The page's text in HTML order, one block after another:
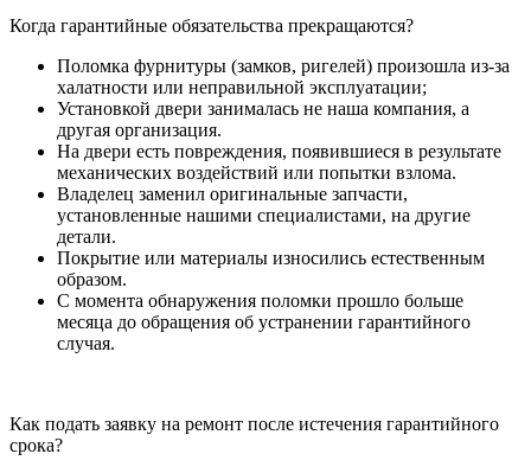
Когда гарантийные обязательства прекращаются?
Поломка фурнитуры (замков, ригелей) произошла из-за
халатности или неправильной эксплуатации;
Установкой двери занималась не наша компания, а
другая организация.
На двери есть повреждения, появившиеся в результате
механических воздействий или попытки взлома.
Владелец заменил оригинальные запчасти,
установленные нашими специалистами, на другие
детали.
Покрытие или материалы износились естественным
образом.
С момента обнаружения поломки прошло больше
месяца до обращения об устранении гарантийного
случая.
Как подать заявку на ремонт после истечения гарантийного
срока?